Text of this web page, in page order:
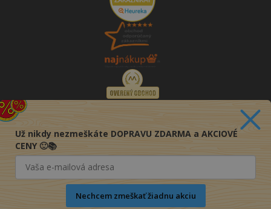
Už nikdy nezmeškáte DOPRAVU ZDARMA a AKCIOVÉ
CENY 🙂📚
Nechcem zmeškať žiadnu akciu